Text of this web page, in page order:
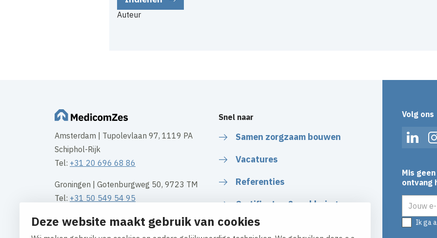
Deze website maakt gebruik van cookies
Auteur
Amsterdam | Tupolevlaan 97, 1119 PA
Schiphol-Rijk
Tel: +31 20 696 68 86
Groningen | Gotenburgweg 50, 9723 TM
Tel: +31 50 549 54 95
Rotterdam | Waalhaven Z.z. 11, 3089 JH
Tel
+31 10 313 10 00
Snel naar
Samen zorgzaam bouwen
Vacatures
Referenties
Certificaten & verklaringen
Algemene Voorwaarden
Volg ons
Mis
ontvang
Ik ga